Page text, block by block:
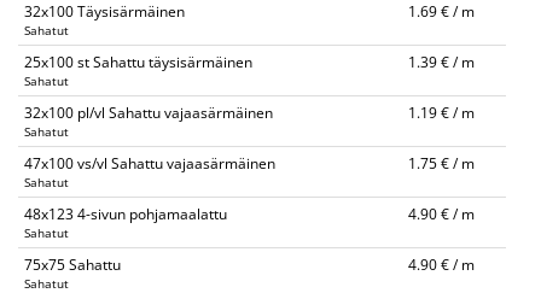
32x100 Täysisärmäinen
Sahatut
1.69 € / m
25x100 st Sahattu täysisärmäinen
Sahatut
1.39 € / m
32x100 pl/vl Sahattu vajaasärmäinen
Sahatut
1.19 € / m
47x100 vs/vl Sahattu vajaasärmäinen
Sahatut
1.75 € / m
48x123 4-sivun pohjamaalattu
Sahatut
4.90 € / m
75x75 Sahattu
Sahatut
4.90 € / m